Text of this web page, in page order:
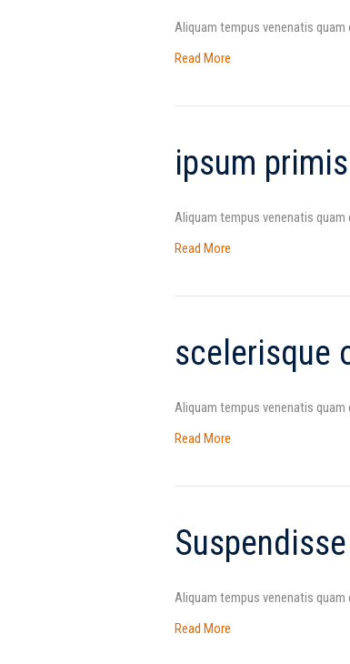
Aliquam tempus venenatis
Read More
ipsum primis
Aliquam tempus venenatis
Read More
scelerisque
Aliquam tempus venenatis
Read More
Aliquam tempus venenatis
Read More